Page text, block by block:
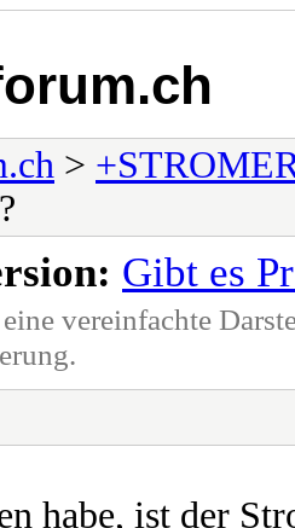
>
Gibt es
vereinfachte
habe, ist der